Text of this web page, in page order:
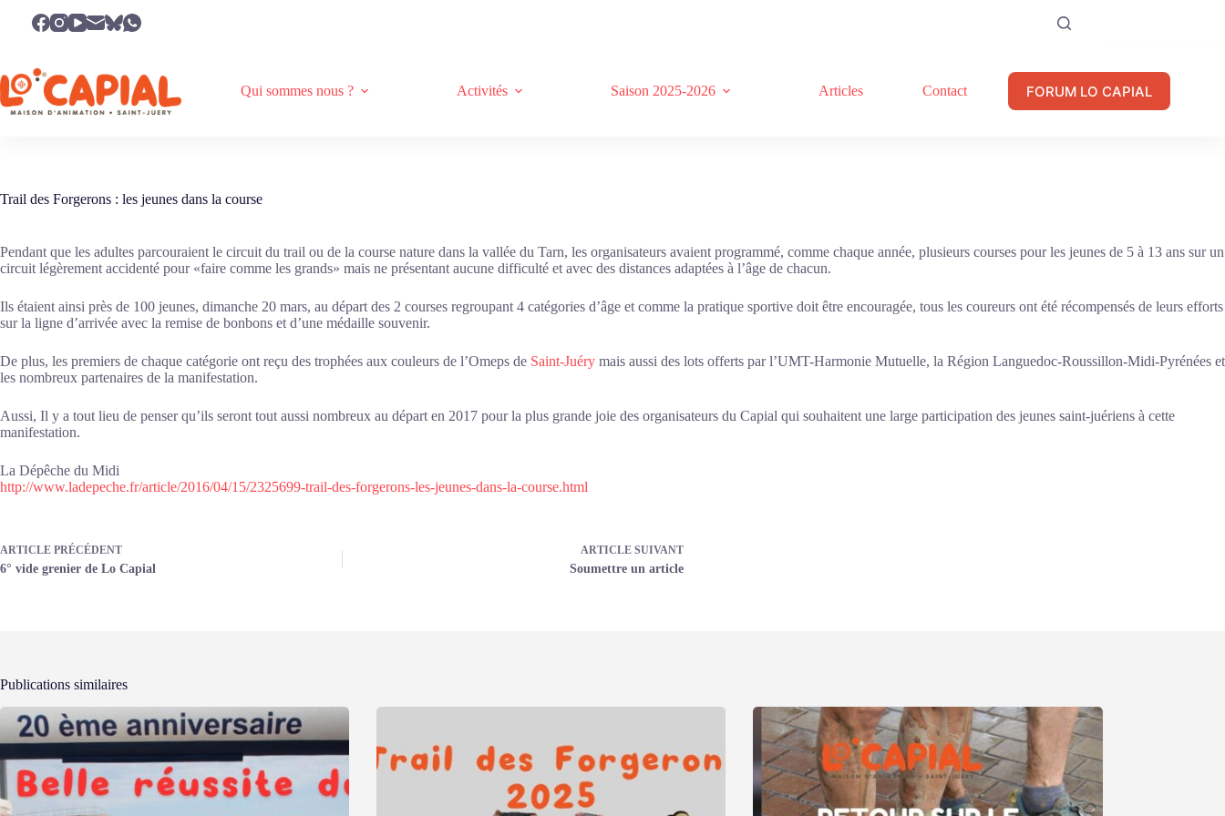
Qui sommes nous ? Activités Saison 2025-2026 Articles Contact FORUM LO CAPIAL
Trail des Forgerons : les jeunes dans la course
Pendant que les adultes parcouraient le circuit du trail ou de la course nature dans la vallée du Tarn, les organisateurs avaient programmé, comme chaque année, plusieurs courses pour les jeunes de 5 à 13 ans sur un
circuit légèrement accidenté pour «faire comme les grands» mais ne présentant aucune difficulté et avec des distances adaptées à l’âge de chacun.
Ils étaient ainsi près de 100 jeunes, dimanche 20 mars, au départ des 2 courses regroupant 4 catégories d’âge et comme la pratique sportive doit être encouragée, tous les coureurs ont été récompensés de leurs efforts
sur la ligne d’arrivée avec la remise de bonbons et d’une médaille souvenir.
De plus, les premiers de chaque catégorie ont reçu des trophées aux couleurs de l’Omeps de Saint-Juéry mais aussi des lots offerts par l’UMT-Harmonie Mutuelle, la Région Languedoc-Roussillon-Midi-Pyrénées et
les nombreux partenaires de la manifestation.
Aussi, Il y a tout lieu de penser qu’ils seront tout aussi nombreux au départ en 2017 pour la plus grande joie des organisateurs du Capial qui souhaitent une large participation des jeunes saint-juériens à cette
manifestation.
La Dépêche du Midi
http://www.ladepeche.fr/article/2016/04/15/2325699-trail-des-forgerons-les-jeunes-dans-la-course.html
ARTICLE PRÉCÉDENT
6° vide grenier de Lo Capial
ARTICLE SUIVANT
Soumettre un article
Publications similaires